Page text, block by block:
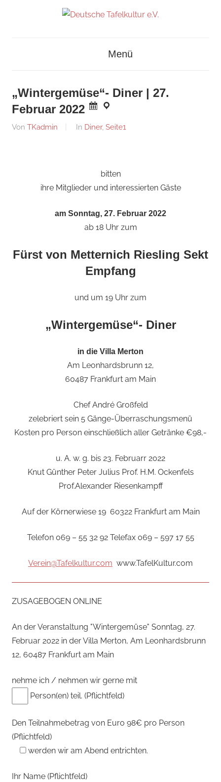
e.V.
Tafelkultur
Menü
„Wintergemüse“- Diner | 27.
Februar 2022
Am
Von TKadmin In Diner, Seite1
bitten
ihre Mitglieder und interessierten Gäste
am Sonntag, 27. Februar 2022
ab 18 Uhr zum
Fürst von Metternich Riesling Sekt
Empfang
und um 19 Uhr zum
„Wintergemüse“- Diner
in die Villa Merton
Am Leonhardsbrunn 12,
60487 Frankfurt am Main
Chef André Großfeld
zelebriert sein 5 Gänge-Überraschungsmenü
Kosten pro Person einschließlich aller Getränke €98,-
u. A. w. g. bis 23. Februarr 2022
Knut Günther Peter Julius Prof. H.M. Ockenfels
Prof.Alexander Riesenkampff
Auf der Körnerwiese 19 60322 Frankfurt am Main
Telefon 069 – 55 32 92 Telefax 069 – 597 17 55
Verein@Tafelkultur.com www.TafelKultur.com
ZUSAGEBOGEN ONLINE
An der Veranstaltung "Wintergemüse" Sonntag, 27.
Februar 2022 in der Villa Merton, Am Leonhardsbrunn
12, 60487 Frankfurt am Main
nehme ich / nehmen wir gerne mit
Person(en) teil. (Pflichtfeld)
Den Teilnahmebetrag von Euro 98€ pro Person
(Pflichtfeld)
werden wir am Abend entrichten.
Ihr Name (Pflichtfeld)